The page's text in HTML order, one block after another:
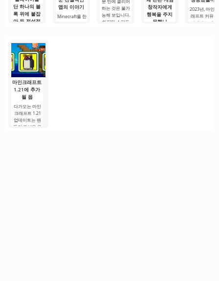
단 하나의 블
록 위에 붙잡
아 둔 전설적
끝없는 공허 속
에 단 하나의 블
록만 떠 있는 세
계를 상상해 보
세요. 숲도, 광산
도,
맵의 이야기
Minecraft를 한
하는 것은 불가
능해 보입니다.
하지만 스피드
창작자에게
행복을 주지
못했나
2023년, 마인크
래프트 커뮤니
티에서는 게임
마인크래프트
1.21에 추가
될 몹
다가오는 마인
크래프트 1.21
업데이트는 팬
들의 관심을 유